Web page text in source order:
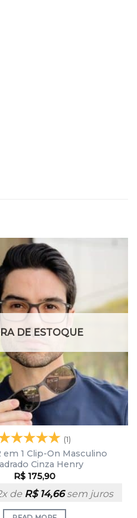
DE ESTOQUE
(1)
em 1 Clip-On Masculino
Cinza Henry
R$ 175,90
de R$14,66sem juros